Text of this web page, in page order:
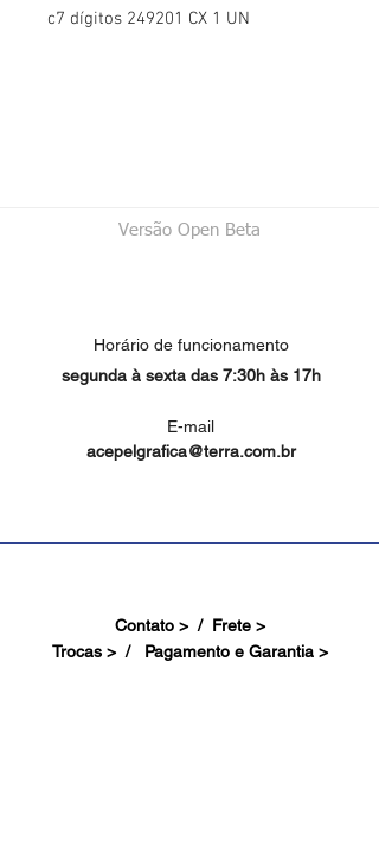
c7 dígitos 249201 CX 1 UN
Versão Open Beta
Horário de funcionamento
segunda à sexta das 7:30h às 17h
E-mail
acepelgrafica@terra.com.br
Contato > / Frete >
Trocas > / Pagamento e Garantia >